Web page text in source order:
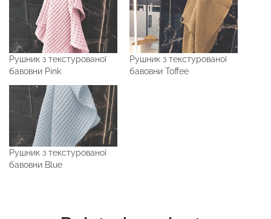
Рушник з текстурованої
бавовни Pink
Рушник з текстурованої
бавовни Toffee
Рушник з текстурованої
бавовни Blue